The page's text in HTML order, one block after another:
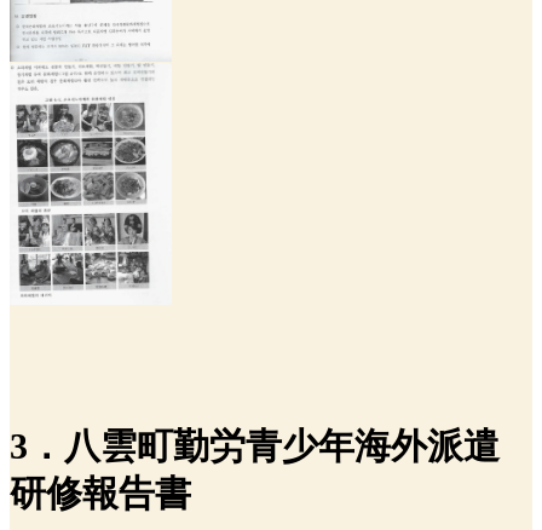
3．八雲町勤労青少年海外派遣
研修報告書